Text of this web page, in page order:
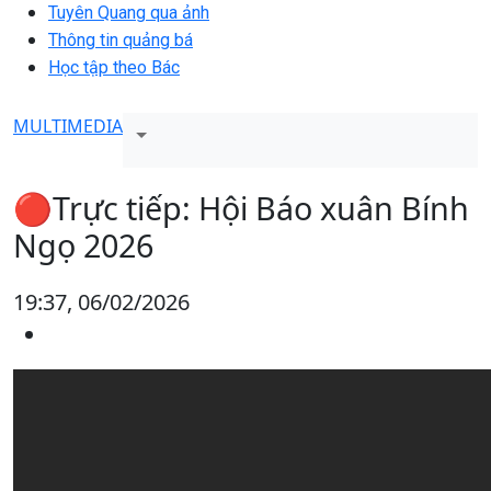
Tuyên Quang qua ảnh
Thông tin quảng bá
Học tập theo Bác
MULTIMEDIA
🔴Trực tiếp: Hội Báo xuân Bính
Ngọ 2026
19:37, 06/02/2026